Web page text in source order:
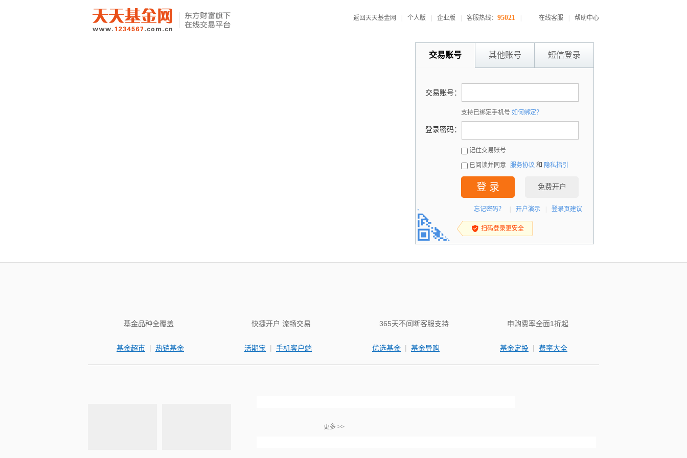
返回天天基金网 个人版 企业版 客服热线： 95021 在线客服 帮助中心
交易账号 其他账号 短信登录
交易账号：
支持已绑定手机号 如何绑定？
登录密码：
记住交易账号
已阅读并同意 服务协议 和 隐私指引
登 录 免费开户
忘记密码？ 开户演示 登录页建议
扫码登录更安全
基金品种全覆盖
基金超市 | 热销基金
快捷开户 流畅交易
活期宝 | 手机客户端
365天不间断客服支持
优选基金 | 基金导购
申购费率全面1折起
基金定投 | 费率大全
更多 >>